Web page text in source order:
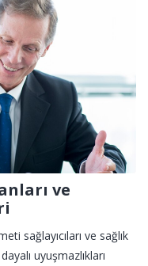
ve
sağlayıcıları ve sağlık
uyuşmazlıkları